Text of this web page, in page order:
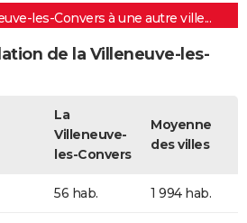
les-Convers à une autre ville...
de la Villeneuve-les-
La
Villeneuve-
les-Convers
Moyenne
des villes
56 hab. 1 994 hab.